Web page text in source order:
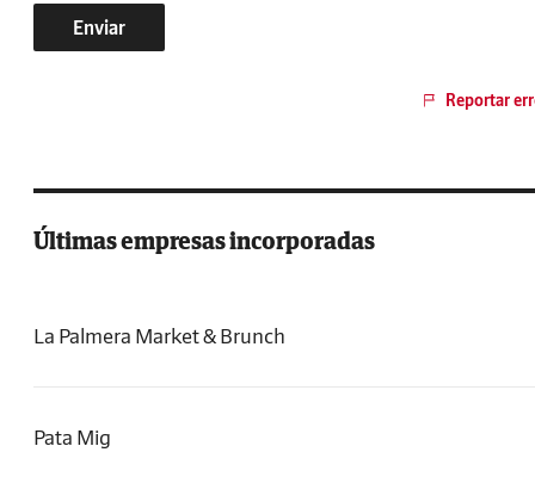
Enviar
Reportar
Últimas empresas incorporadas
La Palmera Market & Brunch
Pata Mig